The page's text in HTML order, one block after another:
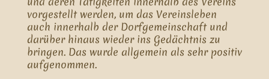
vorgestellt werden, um das Vereinsleben
auch innerhalb der Dorfgemeinschaft und
darüber hinaus wieder ins Gedächtnis zu
bringen. Das wurde allgemein als sehr positiv
aufgenommen.